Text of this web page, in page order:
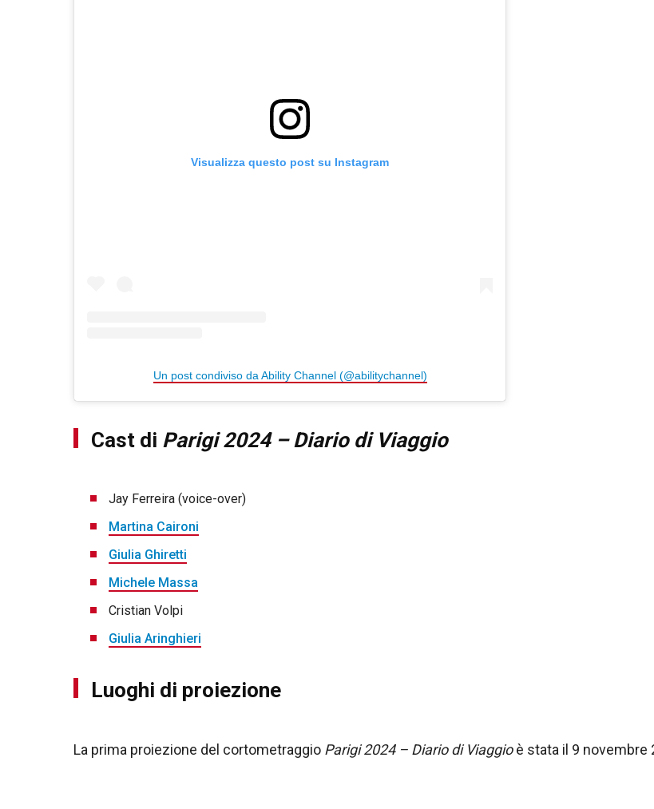
Visualizza questo post su Instagram
Un post condiviso da Ability Channel (@abilitychannel)
Cast di Parigi 2024 – Diario di Viaggio
Jay Ferreira (voice-over)
Martina Caironi
Giulia Ghiretti
Michele Massa
Cristian Volpi
Giulia Aringhieri
Luoghi di proiezione
La prima proiezione del cortometraggio Parigi 2024 – Diario di Viaggioè stata il 9 novembre